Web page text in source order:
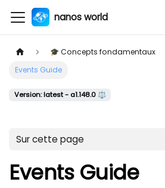
nanos world
🎓 Concepts fondamentaux
Events Guide
Version: latest - a1.148.0 ⚖️
Sur cette page
Events Guide